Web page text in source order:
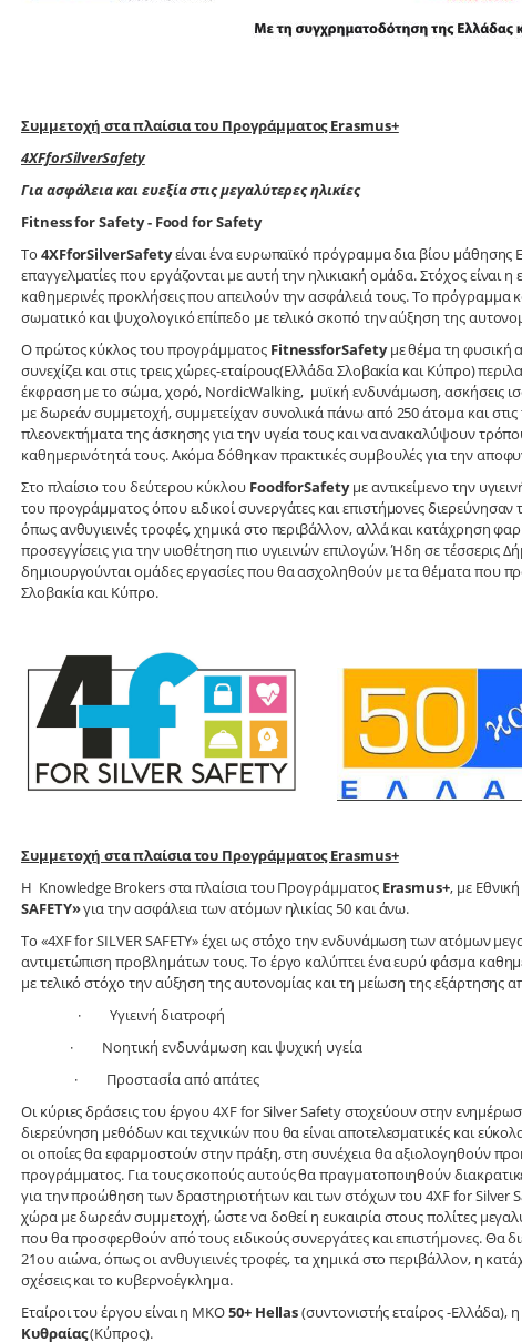
Συμμετοχή στα πλαίσια του Προγράμματος Erasmus+
4ΧFforSilverSafety
Για ασφάλεια και ευεξία στις μεγαλύτερες ηλικίες
Fitness for Safety - Food for Safety
To 4ΧFforSilverSafetyείναι ένα ευρωπαϊκό πρόγραμμα δια βίου μάθησης
επαγγελματίες που εργάζονται με αυτή την ηλικιακή ομάδα. Στόχος
καθημερινές προκλήσεις που απειλούν την ασφάλειά τους. Το
σωματικό και ψυχολογικό επίπεδο με τελικό σκοπό την αύξηση της
Ο πρώτος κύκλος του προγράμματος FitnessforSafetyμε θέμα τη φυσική
συνεχίζει και στις τρεις χώρες-εταίρους(Ελλάδα Σλοβακία και Κύπρο)
έκφραση με το σώμα, χορό, NordicWalking, μυϊκή ενδυνάμωση, ασκήσεις
με δωρεάν συμμετοχή, συμμετείχαν συνολικά πάνω από 250 άτομα και
πλεονεκτήματα της άσκησης για την υγεία τους και να ανακαλύψουν
καθημερινότητά τους. Ακόμα δόθηκαν πρακτικές συμβουλές για την
Στο πλαίσιο του δεύτερου κύκλου FoodforSafetyμε αντικείμενο την
του προγράμματος όπου ειδικοί συνεργάτες και επιστήμονες
όπως ανθυγιεινές τροφές, χημικά στο περιβάλλον, αλλά και κατάχρηση
προσεγγίσεις για την υιοθέτηση πιο υγιεινών επιλογών. Ήδη σε
δημιουργούνται ομάδες εργασίες που θα ασχοληθούν με τα θέματα που
Σλοβακία και Κύπρο.
Συμμετοχή στα πλαίσια του Προγράμματος Erasmus+
Η Knowledge Brokers στα πλαίσια του Προγράμματος Erasmus+, με
SAFETY»για την ασφάλεια των ατόμων ηλικίας 50 και άνω.
Το «4ΧF for SILVER SAFETY» έχει ως στόχο την ενδυνάμωση των ατόμων
αντιμετώπιση προβλημάτων τους. Το έργο καλύπτει ένα ευρύ φάσμα
με τελικό στόχο την αύξηση της αυτονομίας και τη μείωση της εξάρτησης
· Υγιεινή διατροφή
· Νοητική ενδυνάμωση και ψυχική υγεία
· Προστασία από απάτες
Οι κύριες δράσεις του έργου 4XF for Silver Safety στοχεύουν στην
διερεύνηση μεθόδων και τεχνικών που θα είναι αποτελεσματικές και
οι οποίες θα εφαρμοστούν στην πράξη, στη συνέχεια θα αξιολογηθούν
προγράμματος. Για τους σκοπούς αυτούς θα πραγματοποιηθούν
για την προώθηση των δραστηριοτήτων και των στόχων του 4XF for
χώρα με δωρεάν συμμετοχή, ώστε να δοθεί η ευκαιρία στους πολίτες
που θα προσφερθούν από τους ειδικούς συνεργάτες και επιστήμονες. Θα
21ου αιώνα, όπως οι ανθυγιεινές τροφές, τα χημικά στο περιβάλλον, η
σχέσεις και το κυβερνοέγκλημα.
Εταίροι του έργου είναι η ΜΚΟ50+ Hellas(συντονιστής εταίρος -Ελλάδα), η
Κυθραίας(Κύπρος).